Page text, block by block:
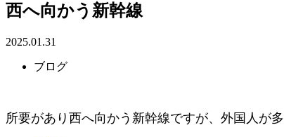
西へ向かう新幹線
2025.01.31
ブログ
所要があり西へ向かう新幹線ですが、外国人が